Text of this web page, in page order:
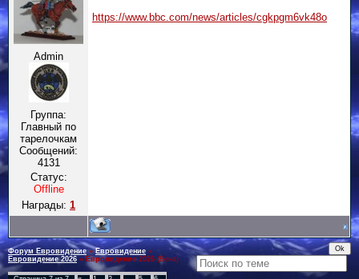
Admin
Группа:
Главный по
тарелочкам
Сообщений:
4131
Статус:
Offline
Награды: 1
https://www.bbc.com/news/articles/cgkpgm6vk48o
Форум Евровидение » Евровидение »
Евровидение 2026 » Евровидение 2026 (Вена)